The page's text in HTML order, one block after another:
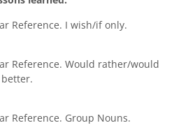
Reference. I wish/if only.
Reference. Would rather/would
Reference. Group Nouns.